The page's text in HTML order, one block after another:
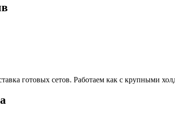
готовых сетов. Работаем как с крупными